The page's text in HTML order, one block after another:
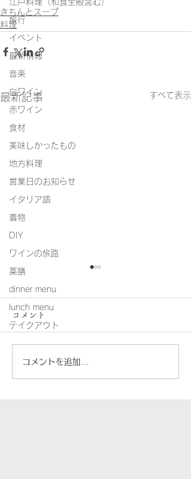
江戸料理（和食全般含む）
旅行
イベント
最新情報
音楽
白ワイン
赤ワイン
食材
美味しかったもの
地方料理
営業日のお知らせ
イタリア語
着物
DIY
ワインの旅路
薬膳
dinner menu
lunch menu
テイクアウト
きちんとスープ
料理
最新記事 すべて表示
コメント
コメントを追加…